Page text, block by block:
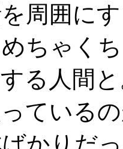
周囲に
ちゃく
る人間
ている